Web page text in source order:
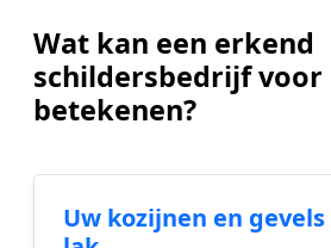
Wat kan een erkend
schildersbedrijf voor
betekenen?
Uw kozijnen en